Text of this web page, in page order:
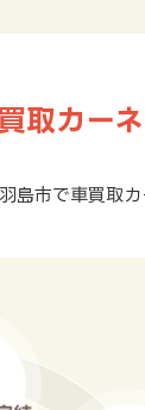
取カー
島市で車買取カ